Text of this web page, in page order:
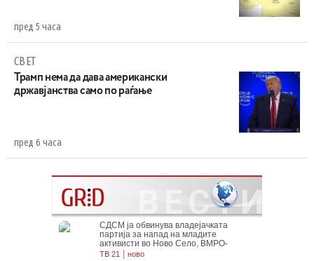
пред 5 часа
СВЕТ
Трамп нема да дава американски
државјанства само по раѓање
пред 6 часа